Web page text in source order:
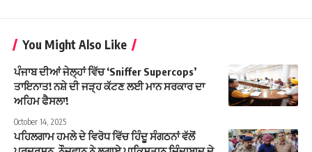
You Might Also Like
ਪੰਜਾਬ ਦੀਆਂ ਜੇਲ੍ਹਾਂ ਵਿੱਚ ‘Sniffer Supercops’
ਤਾਇਨਾਤ! ਨਸ਼ੇ ਦੀ ਜੜ੍ਹ ਕੱਟਣ ਲਈ ਮਾਨ ਸਰਕਾਰ ਦਾ
ਅਹਿਮ ਫੈਸਲਾ!
October 14, 2025
ਪਹਿਲਗਾਮ ਹਮਲੇ ਦੇ ਵਿਰੋਧ ਵਿੱਚ ਹਿੰਦੂ ਸੰਗਠਨਾਂ ਵੱਲੋਂ